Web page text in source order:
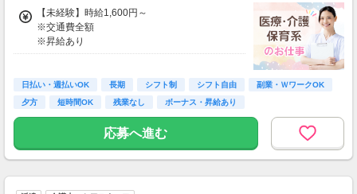
T♪
※交通費：別途全額支給
【未経験】時給1,600円～
※交通費全額
※昇給あり
◎日勤／未経験の場合
・日収(1,600*8)円（時給1,600円×8h）
日払い・週払いOK 長期 シフト制 シフト自由
副業・ＷワークOK
夕方
短時間OK 残業なし ボーナス・昇給あり
応募へ進む